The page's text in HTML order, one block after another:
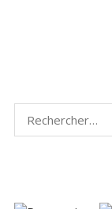
Rechercher :